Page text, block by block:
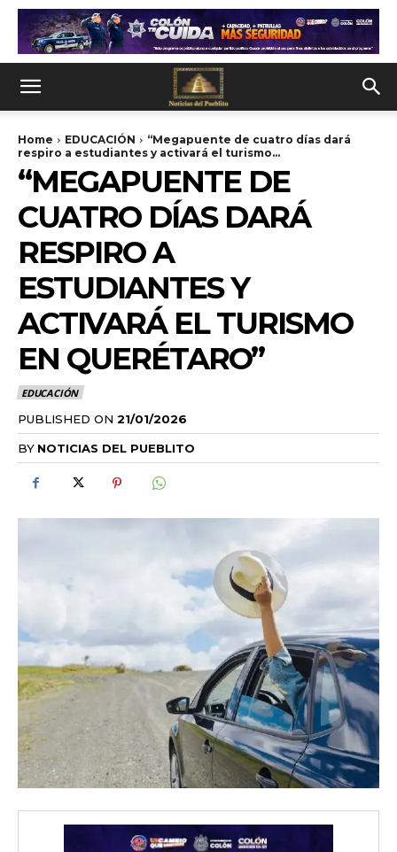
Home EDUCACIÓN
“Megapuente de cuatro días dará
respiro a estudiantes y activará el turismo...
“MEGAPUENTE DE
CUATRO DÍAS DARÁ
RESPIRO A
ESTUDIANTES Y
ACTIVARÁ EL TURISMO
EN QUERÉTARO”
EDUCACIÓN
PUBLISHED ON 21/01/2026
BY NOTICIAS DEL PUEBLITO